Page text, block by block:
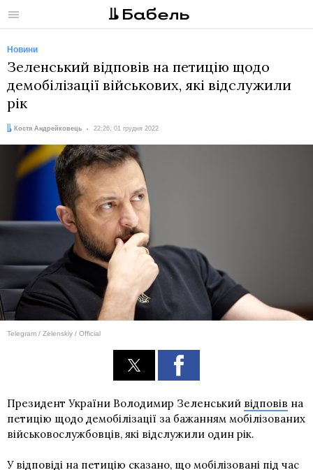
Меню
Новини
Зеленський відповів на петицію щодо
демобілізації військових, які відслужили
рік
Автор:
Костя Андрейковець
Дата: 22:26, 01 грудня 2022
Telegram / Zelenskiy / Official
Президент України Володимир Зеленський відповів на
петицію щодо демобілізації за бажанням мобілізованих
військовослужбовців, які відслужили один рік.
У відповіді на петицію сказано, що мобілізовані під час